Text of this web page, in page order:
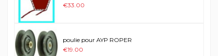
€33.00
poulie pour AYP ROPER
€19.00